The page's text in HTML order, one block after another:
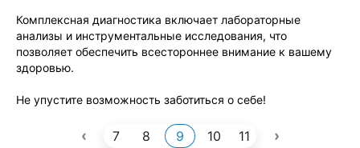
Комплексная диагностика включает лабораторные
анализы и инструментальные исследования, что
позволяет обеспечить всестороннее внимание к вашему
здоровью.
Не упустите возможность заботиться о себе!
‹ 7 8 9 10 11 ›